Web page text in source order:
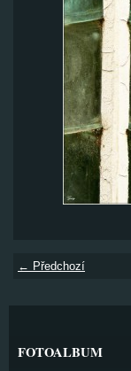
← Předchozí
FOTOALBUM